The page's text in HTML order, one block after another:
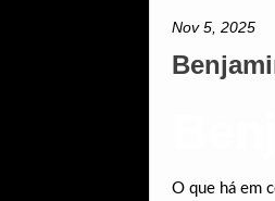
Nov 5, 2025
O que há em